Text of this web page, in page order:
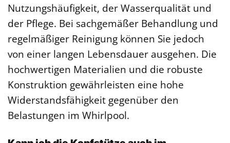
Nutzungshäufigkeit, der Wasserqualität und
der Pflege. Bei sachgemäßer Behandlung und
regelmäßiger Reinigung können Sie jedoch
von einer langen Lebensdauer ausgehen. Die
hochwertigen Materialien und die robuste
Konstruktion gewährleisten eine hohe
Widerstandsfähigkeit gegenüber den
Belastungen im Whirlpool.